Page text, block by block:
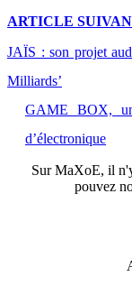
ARTICLE
JAÏS : son projet
Milliards’
GAME BOX,
d’électronique
SurMaXoE, il
pouvez